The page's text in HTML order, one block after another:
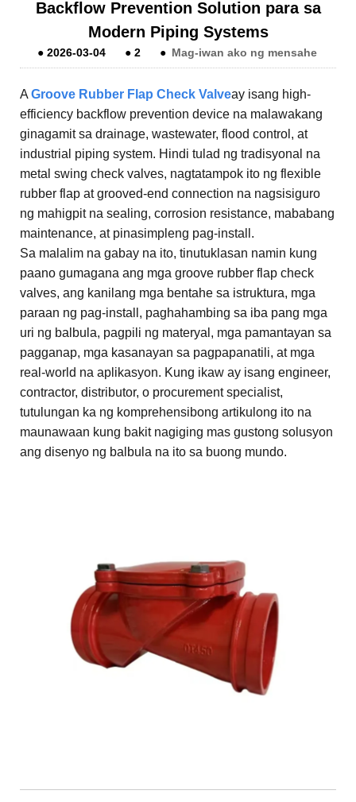
Backflow Prevention Solution para sa
Modern Piping Systems
● 2026-03-04 ● 2 ● Mag-iwan ako ng mensahe
A Groove Rubber Flap Check Valveay isang high-
efficiency backflow prevention device na malawakang
ginagamit sa drainage, wastewater, flood control, at
industrial piping system. Hindi tulad ng tradisyonal na
metal swing check valves, nagtatampok ito ng flexible
rubber flap at grooved-end connection na nagsisiguro
ng mahigpit na sealing, corrosion resistance, mababang
maintenance, at pinasimpleng pag-install.
Sa malalim na gabay na ito, tinutuklasan namin kung
paano gumagana ang mga groove rubber flap check
valves, ang kanilang mga bentahe sa istruktura, mga
paraan ng pag-install, paghahambing sa iba pang mga
uri ng balbula, pagpili ng materyal, mga pamantayan sa
pagganap, mga kasanayan sa pagpapanatili, at mga
real-world na aplikasyon. Kung ikaw ay isang engineer,
contractor, distributor, o procurement specialist,
tutulungan ka ng komprehensibong artikulong ito na
maunawaan kung bakit nagiging mas gustong solusyon
ang disenyo ng balbula na ito sa buong mundo.